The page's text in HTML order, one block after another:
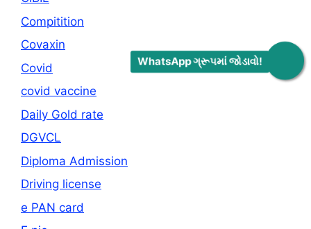
WhatsApp ગ્રૂપમાં જોડાવો!
Compitition
Covaxin
Covid
covid vaccine
Daily Gold rate
DGVCL
Diploma Admission
Driving license
e PAN card